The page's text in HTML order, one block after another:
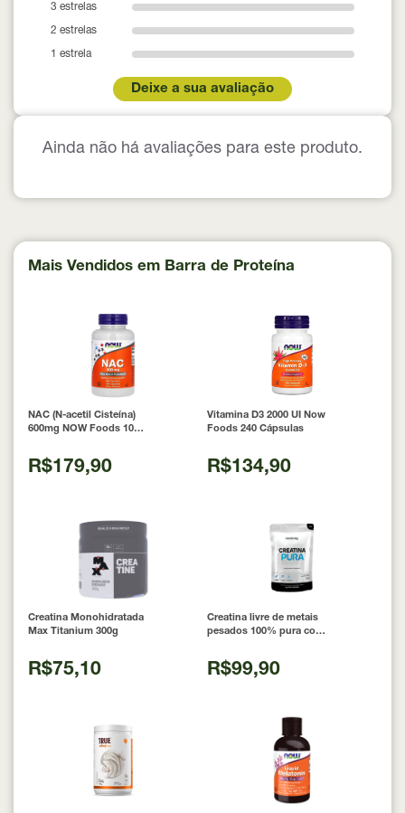
3 estrelas
2 estrelas
1 estrela
Deixe a sua avaliação
Ainda não há avaliações para este produto.
Mais Vendidos em Barra de Proteína
NAC (N-acetil Cisteína)
600mg NOW Foods 100
R$179,90
Vitamina D3 2000 UI Now
Foods 240 Cápsulas
R$134,90
Creatina Monohidratada
Max Titanium 300g
R$75,10
Creatina livre de metais
pesados 100% pura com
Nutrition
R$99,90